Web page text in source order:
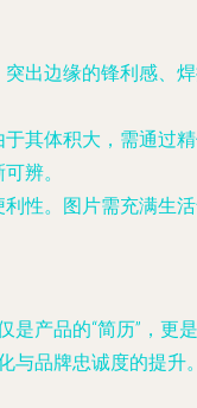
突出边缘的锋利感、
于其体积大，需通过
辨。
利性。图片需充满生
产品的“简历”，
品牌忠诚度的提